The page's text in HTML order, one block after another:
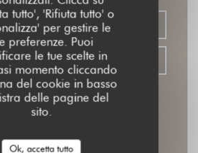
tutto', 'Rifiuta tutto' o
per gestire le
preferenze. Puoi
le tue scelte in
momento cliccando
del cookie in basso
delle pagine del
sito.
Ok, accetta tutto
PRENOTA
PORTA VIA